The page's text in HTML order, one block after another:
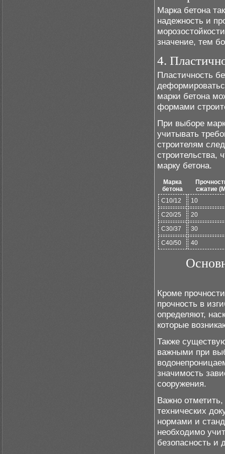
Марка бетона
надежность и
значение, тем
4.
Пластичность
марки бетона
формами
При выборе
учитывать
строителям
строительства,
марку бетона.
Марка
бетона
сжатие
C10/12
10
C20/25
20
C30/37
30
C40/50
40
Кроме
прочность в
определяют,
которые
Также
важными при
значимость
сооружения.
Важно отметить,
технических
нормами и
необходимо
безопасность и